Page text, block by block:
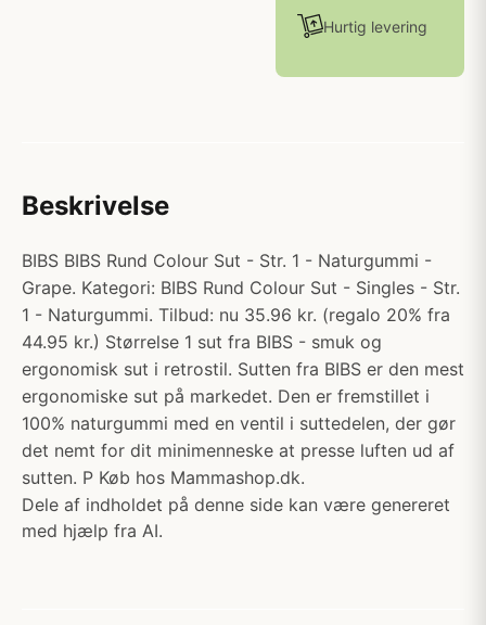
Hurtig levering
Beskrivelse
BIBS BIBS Rund Colour Sut - Str. 1 - Naturgummi -
Grape. Kategori: BIBS Rund Colour Sut - Singles - Str.
1 - Naturgummi. Tilbud: nu 35.96 kr. (regalo 20% fra
44.95 kr.) Størrelse 1 sut fra BIBS - smuk og
ergonomisk sut i retrostil. Sutten fra BIBS er den mest
ergonomiske sut på markedet. Den er fremstillet i
100% naturgummi med en ventil i suttedelen, der gør
det nemt for dit minimenneske at presse luften ud af
sutten. P Køb hos Mammashop.dk.
Dele af indholdet på denne side kan være genereret
med hjælp fra AI.